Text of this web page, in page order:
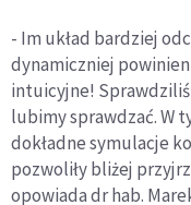
- Im układ bardziej
dynamiczniej
intuicyjne!
lubimy sprawdzać. W
dokładne symulacje
pozwoliły bliżej
opowiada dr hab.